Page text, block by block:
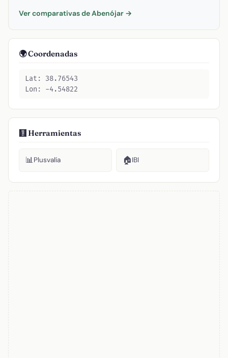
Ver comparativas de Abenójar →
🌍 Coordenadas
Lat: 38.76543
Lon: -4.54822
🧮 Herramientas
📊Plusvalía 🏠IBI